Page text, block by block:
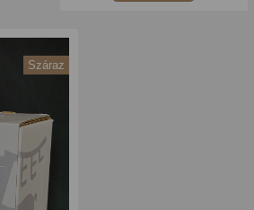
Száraz